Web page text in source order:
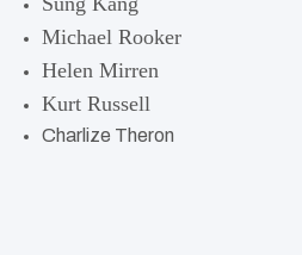
Michael Rooker
Helen Mirren
Kurt Russell
Charlize Theron